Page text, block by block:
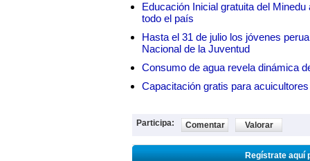
Educación Inicial gratuita del
todo el país
Hasta el 31 de julio los jóvenes
Nacional de la Juventud
Consumo de agua revela dinámica
Capacitación gratis para
Participa: Comentar Valorar
Regístrate aquí